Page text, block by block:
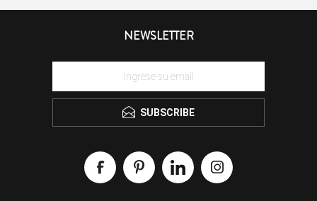
NEWSLETTER
SUBSCRIBE